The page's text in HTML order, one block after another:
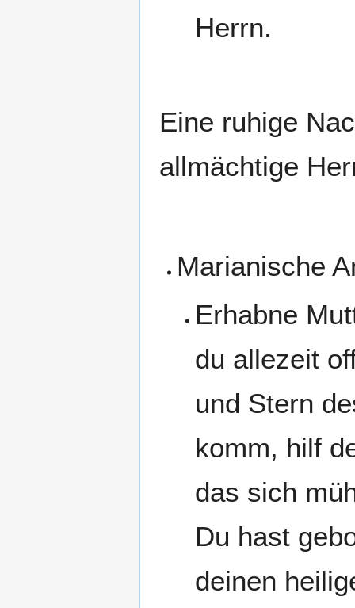
Herrn.
Eine ruhige
allmächtige
Marianische
Erhabne
du allezeit
und Stern
komm, hilf
das sich
Du hast
deinen